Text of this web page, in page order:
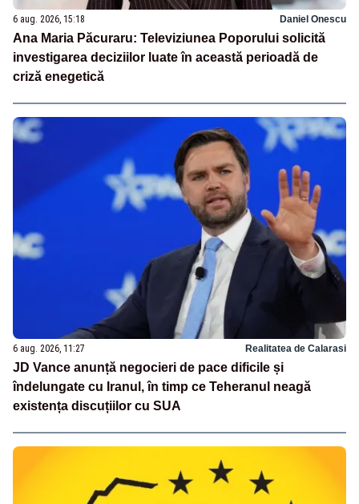
6 aug. 2026, 15:18 Daniel Onescu
Ana Maria Păcuraru: Televiziunea Poporului solicită
investigarea deciziilor luate în această perioadă de
criză enegetică
6 aug. 2026, 11:27 Realitatea de Calarasi
JD Vance anunță negocieri de pace dificile și
îndelungate cu Iranul, în timp ce Teheranul neagă
existența discuțiilor cu SUA